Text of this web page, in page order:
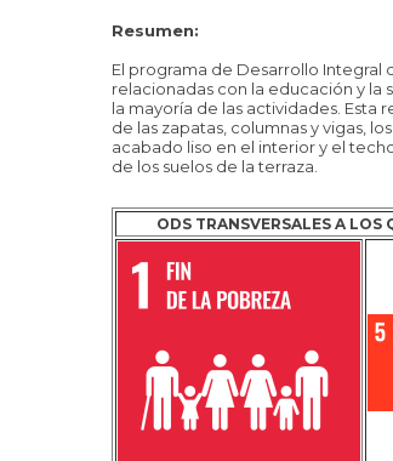
Resumen:
El programa de Desarrollo Integral
relacionadas con la educación y la
la mayoría de las actividades.
de las zapatas, columnas y vigas,
acabado liso en el interior y el
de los suelos de la terraza.
ODS TRANSVERSALES A LOS